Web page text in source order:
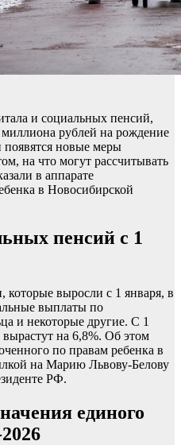
и социальных пенсий,
рублей на рождение
появятся новые меры
на что могут рассчитывать
в аппарате
в Новосибирской
пенсий с 1
которые выросли с 1 января, в
выплаты по
и некоторые другие. С 1
вырастут на 6,8%. Об этом
по правам ребенка в
на Марию Львову-Белову
РФ.
единого